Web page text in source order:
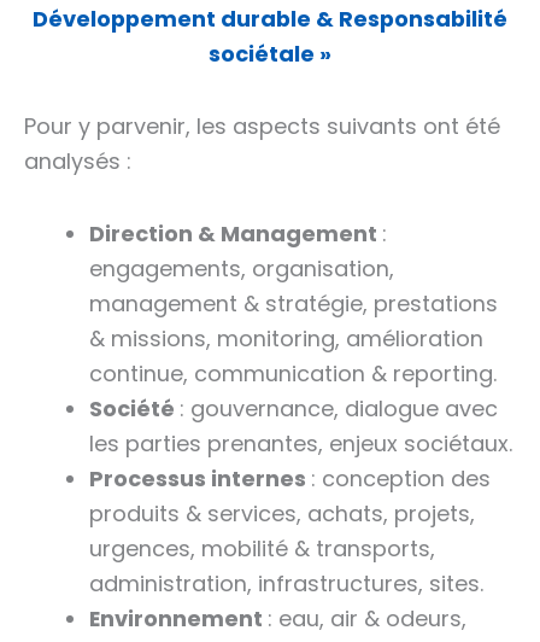
Développement durable & Responsabilité
sociétale »
Pour y parvenir, les aspects suivants ont été
analysés :
Direction & Management :
engagements, organisation,
management & stratégie, prestations
& missions, monitoring, amélioration
continue, communication & reporting.
Société : gouvernance, dialogue avec
les parties prenantes, enjeux sociétaux.
Processus internes : conception des
produits & services, achats, projets,
urgences, mobilité & transports,
administration, infrastructures, sites.
Environnement : eau, air & odeurs,